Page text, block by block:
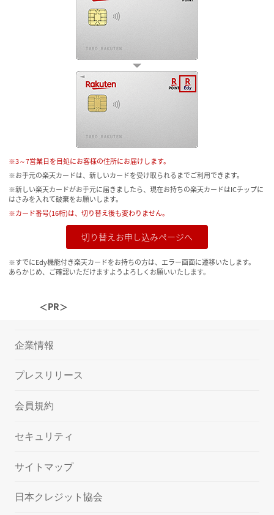
※3～7営業日を目処にお客様の住所にお届けします。
※お手元の楽天カードは、新しいカードを受け取られるまでご利用できます。
※新しい楽天カードがお手元に届きましたら、現在お持ちの楽天カードはICチップに
はさみを入れて破棄をお願いします。
※カード番号(16桁)は、切り替え後も変わりません。
切り替えお申し込みページへ
※すでにEdy機能付き楽天カードをお持ちの方は、エラー画面に遷移いたします。
あらかじめ、ご確認いただけますようよろしくお願いいたします。
＜PR＞
企業情報
プレスリリース
会員規約
セキュリティ
サイトマップ
日本クレジット協会